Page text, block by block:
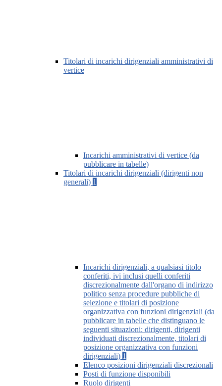
Titolari di incarichi dirigenziali amministrativi di
vertice
Incarichi amministrativi di vertice (da
pubblicare in tabelle)
Titolari di incarichi dirigenziali (dirigenti non
generali) 1
Incarichi dirigenziali, a qualsiasi titolo
conferiti, ivi inclusi quelli conferiti
discrezionalmente dall'organo di indirizzo
politico senza procedure pubbliche di
selezione e titolari di posizione
organizzativa con funzioni dirigenziali (da
pubblicare in tabelle che distinguano le
seguenti situazioni: dirigenti, dirigenti
individuati discrezionalmente, titolari di
posizione organizzativa con funzioni
dirigenziali) 1
Elenco posizioni dirigenziali discrezionali
Posti di funzione disponibili
Ruolo dirigenti